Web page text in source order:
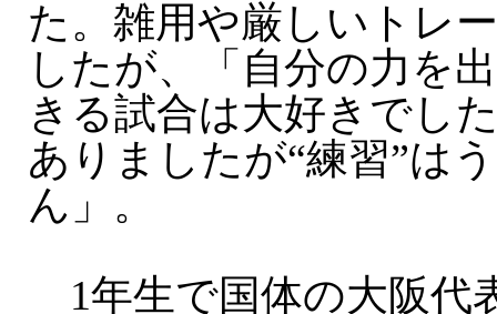
た。雑用や厳しいトレ
したが、「自分の力を
きる試合は大好きでし
ありましたが“練習”は
ん」。
1年生で国体の大阪代